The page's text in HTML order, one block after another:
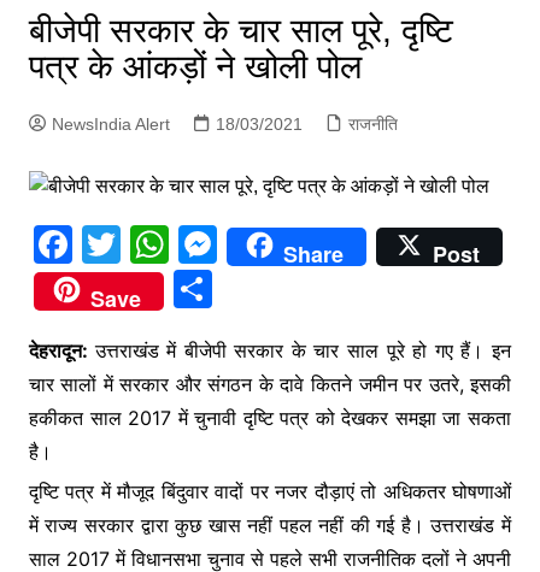
बीजेपी सरकार के चार साल पूरे, दृष्टि
पत्र के आंकड़ों ने खोली पोल
NewsIndia Alert 18/03/2021 राजनीति
F
a
c
e
b
o
o
k
T
w
itt
er
W
h
at
s
A
p
p
M
e
s
e
n
g
er
Share
Post
Save
S
ar
e
देहरादून:उत्तराखंड में बीजेपी सरकार के चार साल पूरे हो गए हैं। इन
चार सालों में सरकार और संगठन के दावे कितने जमीन पर उतरे, इसकी
हकीकत साल 2017 में चुनावी दृष्टि पत्र को देखकर समझा जा सकता
है।
दृष्टि पत्र में मौजूद बिंदुवार वादों पर नजर दौड़ाएं तो अधिकतर घोषणाओं
में राज्य सरकार द्वारा कुछ खास नहीं पहल नहीं की गई है। उत्तराखंड में
साल 2017 में विधानसभा चुनाव से पहले सभी राजनीतिक दलों ने अपनी